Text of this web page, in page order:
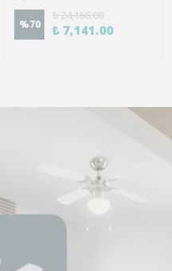
%70
₺ 24,166.00
₺ 7,141.00